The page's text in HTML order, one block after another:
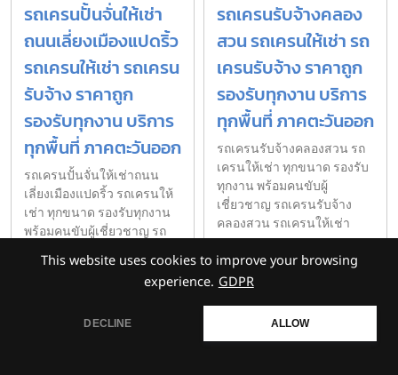
This website uses cookies to improve your browsing
experience. GDPR
DECLINE ALLOW
รถเครนปั้นจั่นให้เช่า
ถนนเลี่ยงเมืองแปดริ้ว
รถเครนให้เช่า รถเครน
รับจ้าง ราคาถูก
รองรับทุกงาน บริการ
ทุกพื้นที่ ภาคตะวันออก
รถเครนปั้นจั่นให้เช่าถนน
เลี่ยงเมืองแปดริ้ว รถเครนให้
เช่า ทุกขนาด รองรับทุกงาน
พร้อมคนขับผู้เชี่ยวชาญ รถ
รถเครนรับจ้างคลอง
สวน รถเครนให้เช่า รถ
เครนรับจ้าง ราคาถูก
รองรับทุกงาน บริการ
ทุกพื้นที่ ภาคตะวันออก
รถเครนรับจ้างคลองสวน รถ
เครนให้เช่า ทุกขนาด รองรับ
ทุกงาน พร้อมคนขับผู้
เชี่ยวชาญ รถเครนรับจ้าง
คลองสวน รถเครนให้เช่า
ทุกขนา
รถเครน 150 ตันนิคม
รถเครน60ตันนิคม
เหมราชแปดริ้ว-